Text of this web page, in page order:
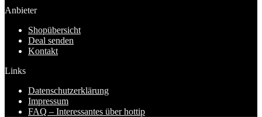
Anbieter
Shopübersicht
Deal senden
Kontakt
Links
Datenschutzerklärung
Impressum
FAQ – Interessantes über hottip